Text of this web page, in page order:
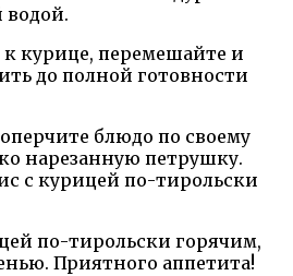
водой.
к курице, перемешайте и
до полной готовности
блюдо по своему
нарезанную петрушку.
с курицей по-тирольски
по-тирольски горячим,
Приятного аппетита!